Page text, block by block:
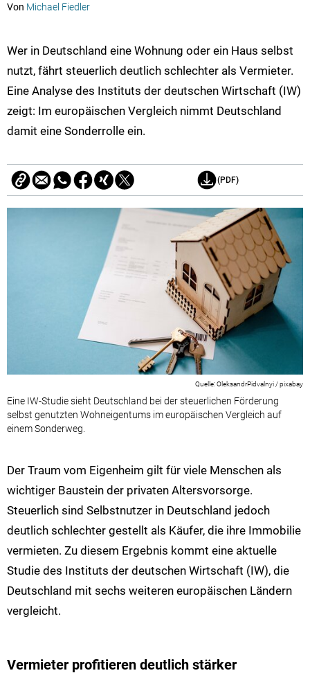
Von Michael Fiedler
Wer in Deutschland eine Wohnung oder ein Haus selbst
nutzt, fährt steuerlich deutlich schlechter als Vermieter.
Eine Analyse des Instituts der deutschen Wirtschaft (IW)
zeigt: Im europäischen Vergleich nimmt Deutschland
damit eine Sonderrolle ein.
(PDF)
Eine IW-Studie sieht Deutschland bei der steuerlichen Förderung
selbst genutzten Wohneigentums im europäischen Vergleich auf
einem Sonderweg.
OleksandrPidvalnyi / pixabay
Der Traum vom Eigenheim gilt für viele Menschen als
wichtiger Baustein der privaten Altersvorsorge.
Steuerlich sind Selbstnutzer in Deutschland jedoch
deutlich schlechter gestellt als Käufer, die ihre Immobilie
vermieten. Zu diesem Ergebnis kommt eine aktuelle
Studie des Instituts der deutschen Wirtschaft (IW), die
Deutschland mit sechs weiteren europäischen Ländern
vergleicht.
Vermieter profitieren deutlich stärker